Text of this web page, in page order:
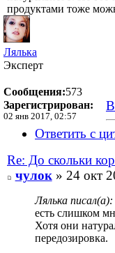
продуктами тоже
Лялька
Эксперт
Сообщения:573
Зарегистрирован:
02 янв 2017, 02:57
Ответить с
Re: До скольки
чулок» 24 окт
Лялька писал(а):
есть слишком
Хотя они
передозировка.